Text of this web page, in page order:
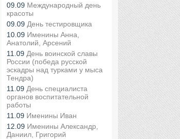
09.09 Международный день
красоты
09.09 День тестировщика
10.09 Именины Анна,
Анатолий, Арсений
11.09 День воинской славы
России (победа русской
эскадры над турками у мыса
Тендра)
11.09 День специалиста
органов воспитательной
работы
11.09 Именины Иван
12.09 Именины Александр,
Даниил, Григорий